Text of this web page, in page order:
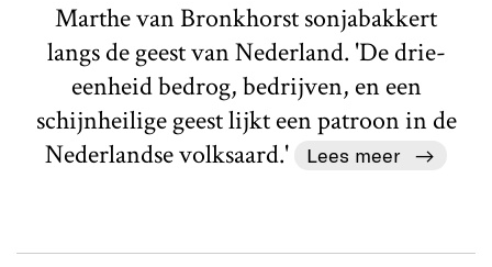
Marthe van Bronkhorst sonjabakkert
langs de geest van Nederland. 'De drie-
eenheid bedrog, bedrijven, en een
schijnheilige geest lijkt een patroon in de
Nederlandse volksaard.'
Lees meer